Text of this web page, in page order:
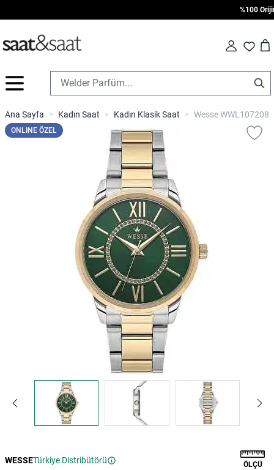
%100
Fav Cart
İçeriğe geç
Ana Sayfa > Kadın Saat > Kadın Klasik Saat > Wesse WWL107208
ONLINE ÖZEL
WESSETürkiye Distribütörü ÖLÇÜ